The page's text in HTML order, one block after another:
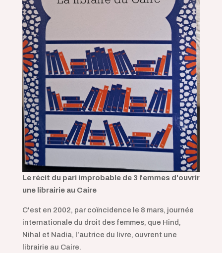
Le récit du pari improbable de 3 femmes d'ouvrir
une librairie au Caire
C'est en 2002, par coïncidence le 8 mars, journée
internationale du droit des femmes, que Hind,
Nihal et Nadia, l’autrice du livre, ouvrent une
librairie au Caire.